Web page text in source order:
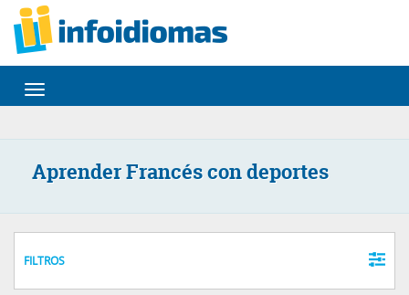
Desplegar
navegación
Aprender Francés con deportes
FILTROS